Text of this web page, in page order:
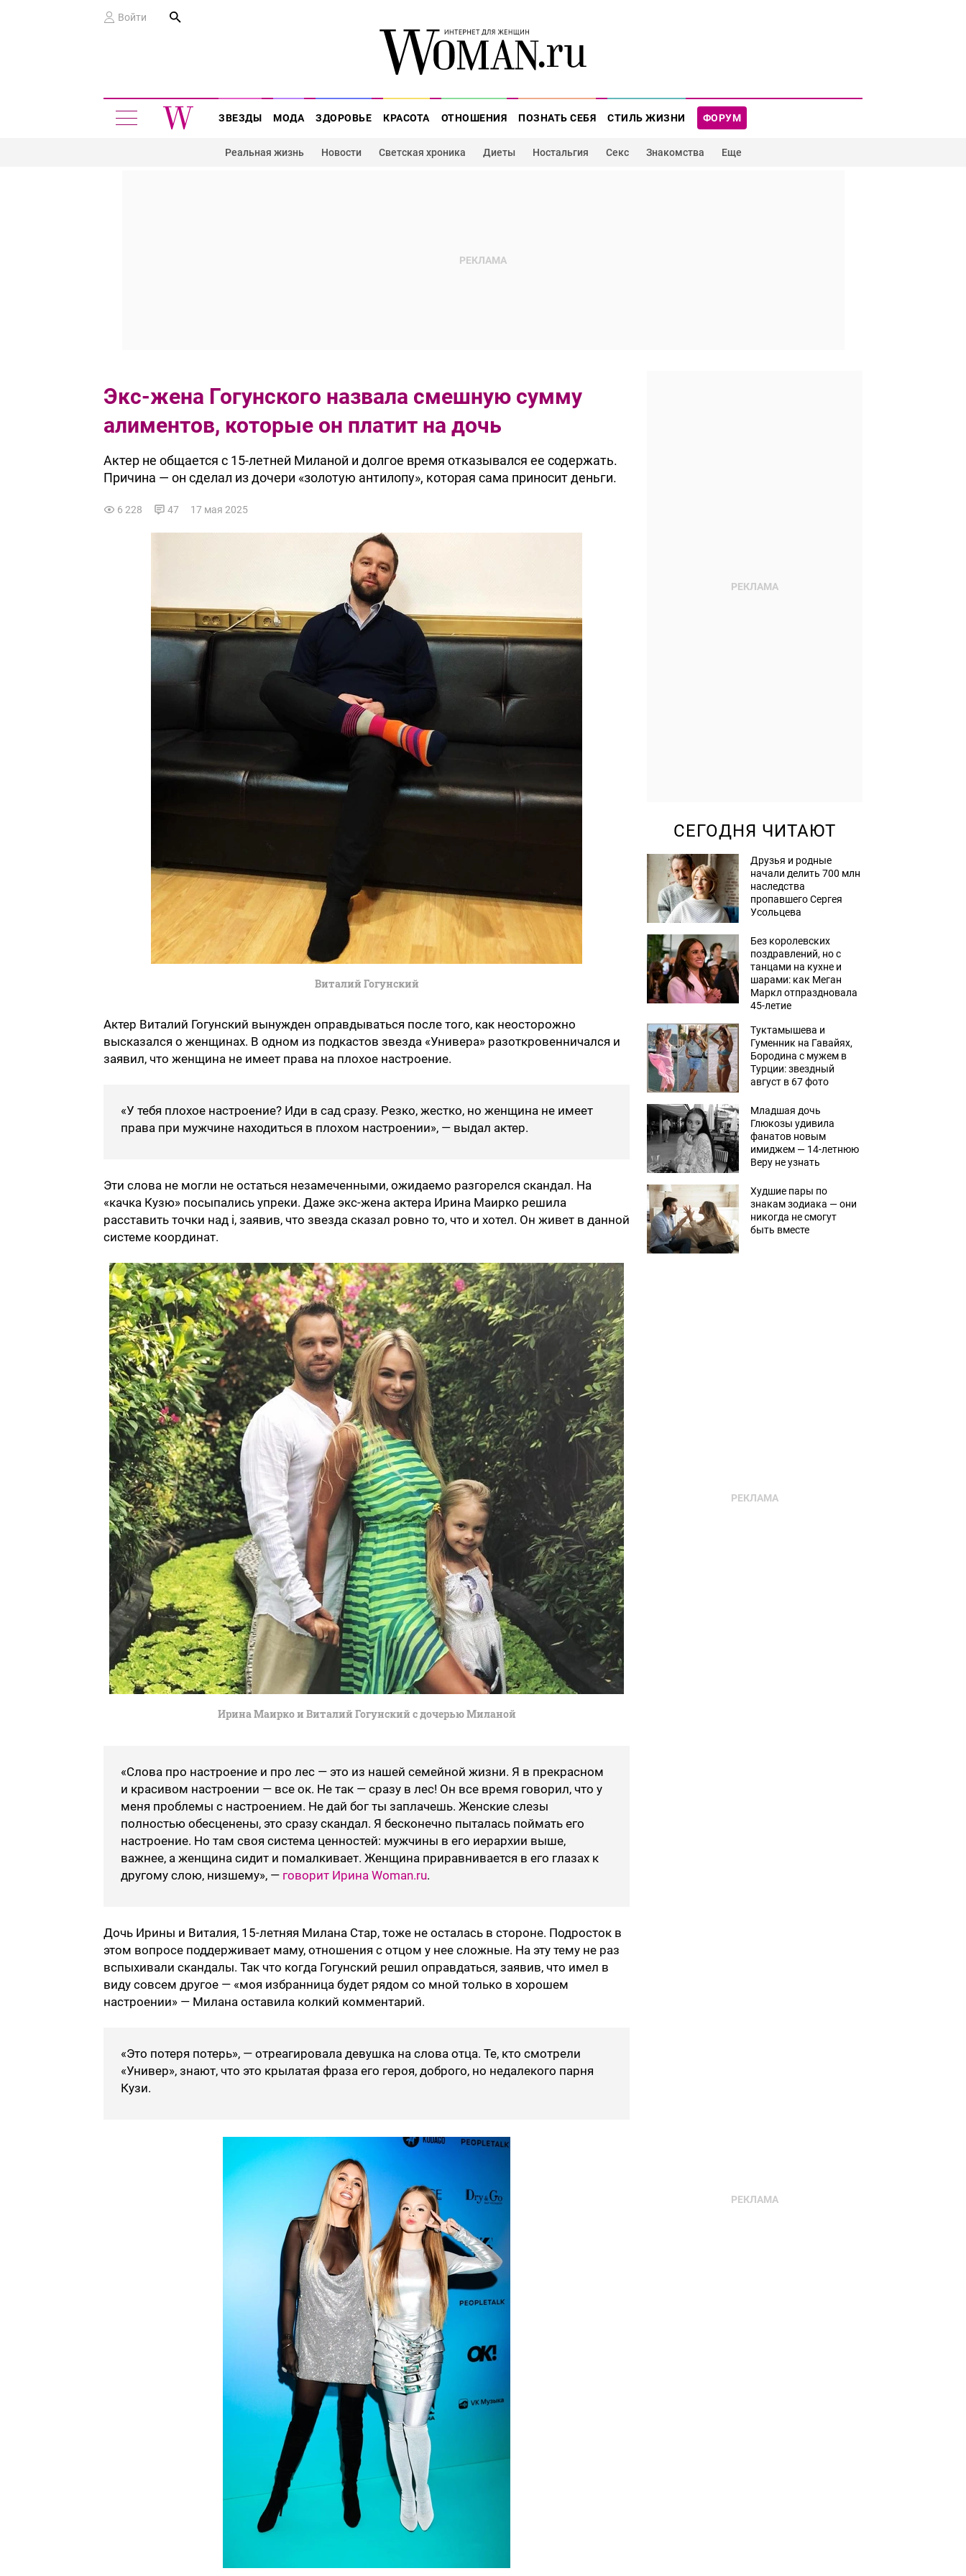
Войти
ФОРУМ
ЗВЕЗДЫ МОДА ЗДОРОВЬЕ КРАСОТА ОТНОШЕНИЯ ПОЗНАТЬ СЕБЯ СТИЛЬ ЖИЗНИ
Реальная жизнь Новости Светская хроника Диеты Ностальгия Секс Знакомства Еще
Экс-жена Гогунского назвала смешную сумму
алиментов, которые он платит на дочь
Актер не общается с 15-летней Миланой и долгое время отказывался ее содержать.
Причина — он сделал из дочери «золотую антилопу», которая сама приносит деньги.
6 228 47 17 мая 2025
Виталий Гогунский
Актер Виталий Гогунский вынужден оправдываться после того, как неосторожно
высказался о женщинах. В одном из подкастов звезда «Универа» разоткровенничался и
заявил, что женщина не имеет права на плохое настроение.
«У тебя плохое настроение? Иди в сад сразу. Резко, жестко, но женщина не имеет
права при мужчине находиться в плохом настроении», — выдал актер.
Эти слова не могли не остаться незамеченными, ожидаемо разгорелся скандал. На
«качка Кузю» посыпались упреки. Даже экс-жена актера Ирина Маирко решила
расставить точки над i, заявив, что звезда сказал ровно то, что и хотел. Он живет в данной
системе координат.
Ирина Маирко и Виталий Гогунский с дочерью Миланой
«Слова про настроение и про лес — это из нашей семейной жизни. Я в прекрасном
и красивом настроении — все ок. Не так — сразу в лес! Он все время говорил, что у
меня проблемы с настроением. Не дай бог ты заплачешь. Женские слезы
полностью обесценены, это сразу скандал. Я бесконечно пыталась поймать его
настроение. Но там своя система ценностей: мужчины в его иерархии выше,
важнее, а женщина сидит и помалкивает. Женщина приравнивается в его глазах к
другому слою, низшему», — говорит Ирина Woman.ru.
Дочь Ирины и Виталия, 15-летняя Милана Стар, тоже не осталась в стороне. Подросток в
этом вопросе поддерживает маму, отношения с отцом у нее сложные. На эту тему не раз
вспыхивали скандалы. Так что когда Гогунский решил оправдаться, заявив, что имел в
виду совсем другое — «моя избранница будет рядом со мной только в хорошем
настроении» — Милана оставила колкий комментарий.
«Это потеря потерь», — отреагировала девушка на слова отца. Те, кто смотрели
«Универ», знают, что это крылатая фраза его героя, доброго, но недалекого парня
Кузи.
СЕГОДНЯ ЧИТАЮТ
Друзья и родные
начали делить 700 млн
наследства
пропавшего Сергея
Усольцева
Без королевских
поздравлений, но с
танцами на кухне и
шарами: как Меган
Маркл отпраздновала
45-летие
Туктамышева и
Гуменник на Гавайях,
Бородина с мужем в
Турции: звездный
август в 67 фото
Младшая дочь
Глюкозы удивила
фанатов новым
имиджем — 14-летнюю
Веру не узнать
Худшие пары по
знакам зодиака — они
никогда не смогут
быть вместе